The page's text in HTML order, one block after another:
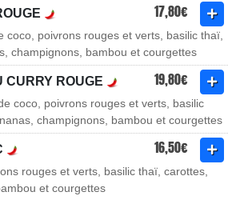
17,80€
coco, poivrons rouges et verts, basilic thaï,
champignons, bambou et courgettes
ROUGE 19,80€
coco, poivrons rouges et verts, basilic
champignons, bambou et courgettes
16,50€
rouges et verts, basilic thaï, carottes,
et courgettes